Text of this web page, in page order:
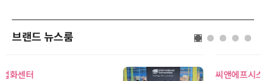
브랜드 뉴스룸
씨앤에프시스템